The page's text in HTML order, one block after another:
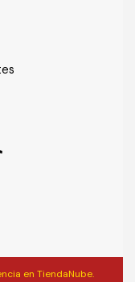
en TiendaNube.